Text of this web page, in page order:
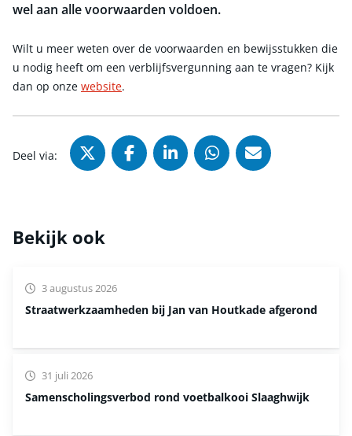
wel aan alle voorwaarden voldoen.
Wilt u meer weten over de voorwaarden en bewijsstukken die
u nodig heeft om een verblijfsvergunning aan te vragen? Kijk
dan op onze website.
Deel via: Deel via X (Twitter), opent in
Deel via Facebook, opent
Deel via LinkedIn,
Deel viaDeel via
Bekijk ook
Straatwerkzaamheden bij Jan van Houtkade afgerond
3 augustus 2026
Samenscholingsverbod rond voetbalkooi Slaaghwijk
31 juli 2026